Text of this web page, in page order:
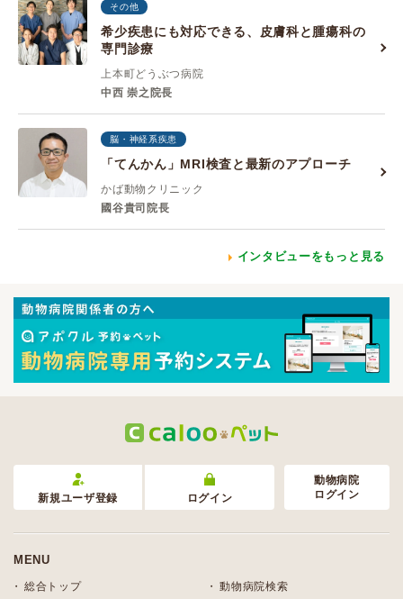
その他
希少疾患にも対応できる、皮膚科と腫瘍科の
専門診療
上本町どうぶつ病院
中西 崇之院長
脳・神経系疾患
「てんかん」MRI検査と最新のアプローチ
かば動物クリニック
國谷貴司院長
インタビューをもっと見る
新規ユーザ登録 ログイン
動物病院
ログイン
MENU
総合トップ 動物病院検索